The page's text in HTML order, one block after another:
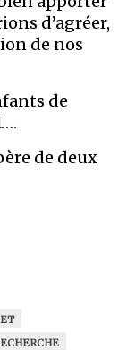
d’agréer,
de nos
de
de deux